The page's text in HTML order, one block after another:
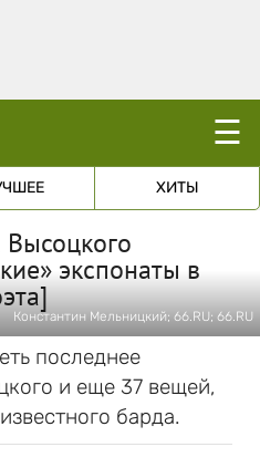
☰
ХИТЫ
экспонаты в
Константин Мельницкий; 66.RU; 66.RU
последнее
и еще 37 вещей,
барда.